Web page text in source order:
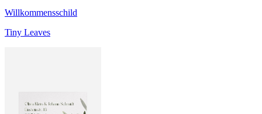
Willkommensschild
Tiny Leaves